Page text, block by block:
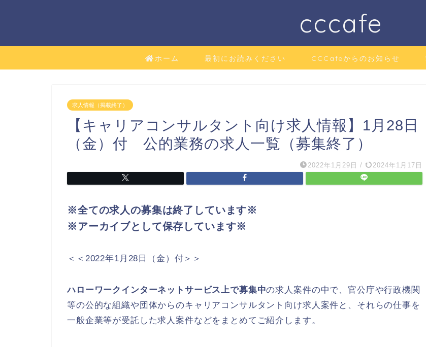
cccafe
ホーム 最初にお読みください CCCafeからのお知らせ
求人情報（掲載終了）
【キャリアコンサルタント向け求人情報】1月28日
（金）付 公的業務の求人一覧（募集終了）
2022年1月29日 / 2024年1月17日
※全ての求人の募集は終了しています※
※アーカイブとして保存しています※
＜＜2022年1月28日（金）付＞＞
ハローワークインターネットサービス上で募集中の求人案件の中で、官公庁や行政機関
等の公的な組織や団体からのキャリアコンサルタント向け求人案件と、それらの仕事を
一般企業等が受託した求人案件などをまとめてご紹介します。